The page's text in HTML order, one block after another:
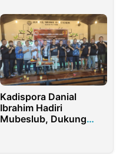
Kadispora Danial
Ibrahim Hadiri
Mubeslub, Dukung